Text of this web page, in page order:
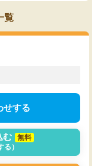
覧
せする
む
無料
る）